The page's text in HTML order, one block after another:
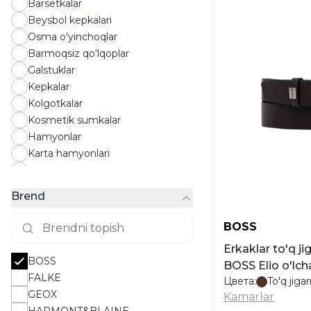
Barsetkalar
Beysbol kepkalari
Osma o'yinchoqlar
Barmoqsiz qo‘lqoplar
Galstuklar
Kepkalar
Kolgotkalar
Kosmetik sumkalar
Hamyonlar
Karta hamyonlari
Panamalar
Qo'lqoplar
Brend
BOSS
FALKE
GEOX
BOSS
Erkaklar to'q
BOSS Elio
Цвета: To'q
Kamarlar